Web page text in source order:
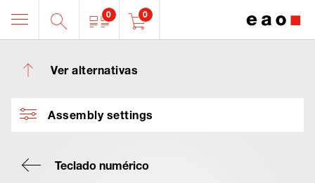
0 0
Ver alternativas
Assembly settings
Teclado numérico